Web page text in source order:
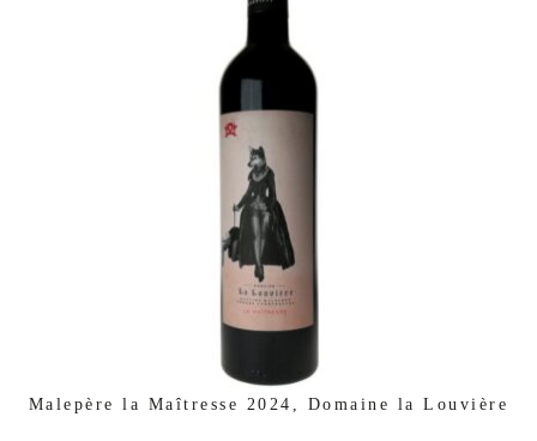
Malepère la Maîtresse 2024, Domaine la Louvière